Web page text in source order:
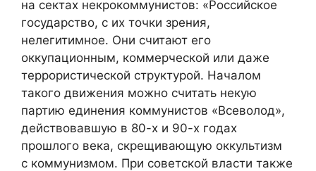
на сектах некрокоммунистов: «Российское
государство, с их точки зрения,
нелегитимное. Они считают его
оккупационным, коммерческой или даже
террористической структурой. Началом
такого движения можно считать некую
партию единения коммунистов «Всеволод»,
действовавшую в 80-х и 90-х годах
прошлого века, скрещивающую оккультизм
с коммунизмом. При советской власти также